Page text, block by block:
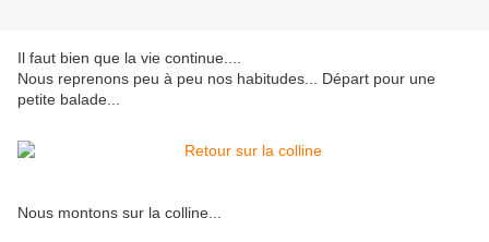
Il faut bien que la vie continue....
Nous reprenons peu à peu nos habitudes... Départ pour une
petite balade...
Nous montons sur la colline...